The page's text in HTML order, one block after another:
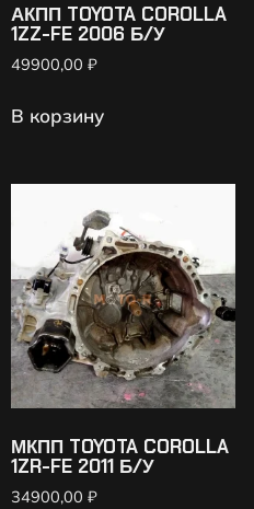
АКПП TOYOTA COROLLA
1ZZ-FE 2006 Б/У
49900,00 ₽
В корзину
МКПП TOYOTA COROLLA
1ZR-FE 2011 Б/У
34900,00 ₽